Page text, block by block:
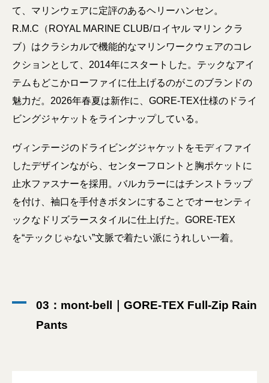
て、マリンウェアに定評のあるヘリーハンセン。
R.M.C（ROYAL MARINE CLUB/ロイヤル マリン クラ
ブ）はクラシカルで機能的なマリンワークウェアのコレ
クションとして、2014年にスタートした。テックなアイ
テムもどこかローファイに仕上げるのがこのブランドの
魅力だ。2026年春夏は新作に、GORE-TEX仕様のドライ
ビングジャケットをラインナップしている。
ヴィンテージのドライビングジャケットをモディファイ
したデザインながら、センターフロントと胸ポケットに
止水ファスナーを採用。バルカラーにはチンストラップ
を付け、袖口を手付きボタンにすることでオーセンティ
ックなドリズラースタイルに仕上げた。GORE-TEX
を“テックじゃない”文脈で着たい派にうれしい一着。
03：mont-bell｜GORE-TEX Full-Zip Rain
Pants